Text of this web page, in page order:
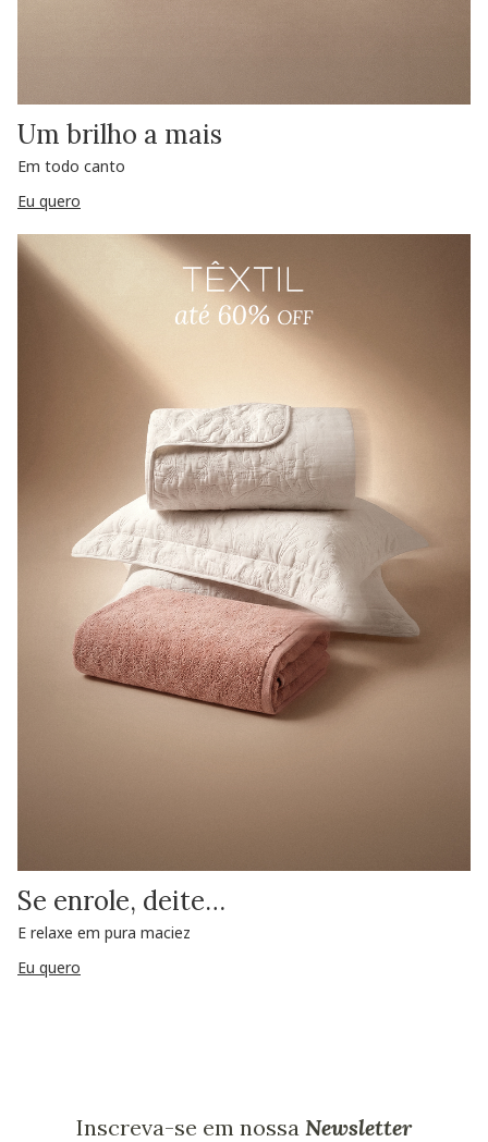
Um brilho a mais
Em todo canto
Eu quero
Se enrole, deite…
E relaxe em pura maciez
Eu quero
Inscreva-se em nossa Newsletter